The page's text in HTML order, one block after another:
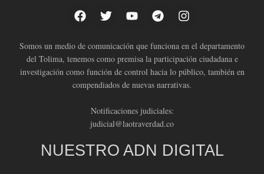
Somos un medio de comunicación que funciona en el departamento
del Tolima, tenemos como premisa la participación ciudadana e
investigación como función de control hacia lo público, también en
compendiados de nuevas narrativas.
Notificaciones judiciales:
judicial@laotraverdad.co
NUESTRO ADN DIGITAL